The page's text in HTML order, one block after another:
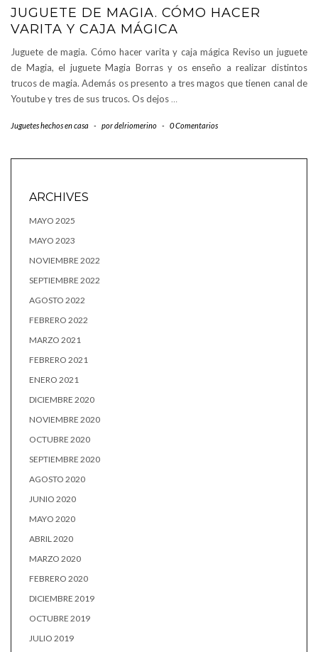
JUGUETE DE MAGIA. CÓMO HACER
VARITA Y CAJA MÁGICA
Juguete de magia. Cómo hacer varita y caja mágica Reviso un juguete
de Magia, el juguete Magia Borras y os enseño a realizar distintos
trucos de magia. Además os presento a tres magos que tienen canal de
Youtube y tres de sus trucos. Os dejos …
Juguetes hechos en casa - pordelriomerino - 0 Comentarios
ARCHIVES
MAYO 2025
MAYO 2023
NOVIEMBRE 2022
SEPTIEMBRE 2022
AGOSTO 2022
FEBRERO 2022
MARZO 2021
FEBRERO 2021
ENERO 2021
DICIEMBRE 2020
NOVIEMBRE 2020
OCTUBRE 2020
SEPTIEMBRE 2020
AGOSTO 2020
JUNIO 2020
MAYO 2020
ABRIL 2020
MARZO 2020
FEBRERO 2020
DICIEMBRE 2019
OCTUBRE 2019
JULIO 2019